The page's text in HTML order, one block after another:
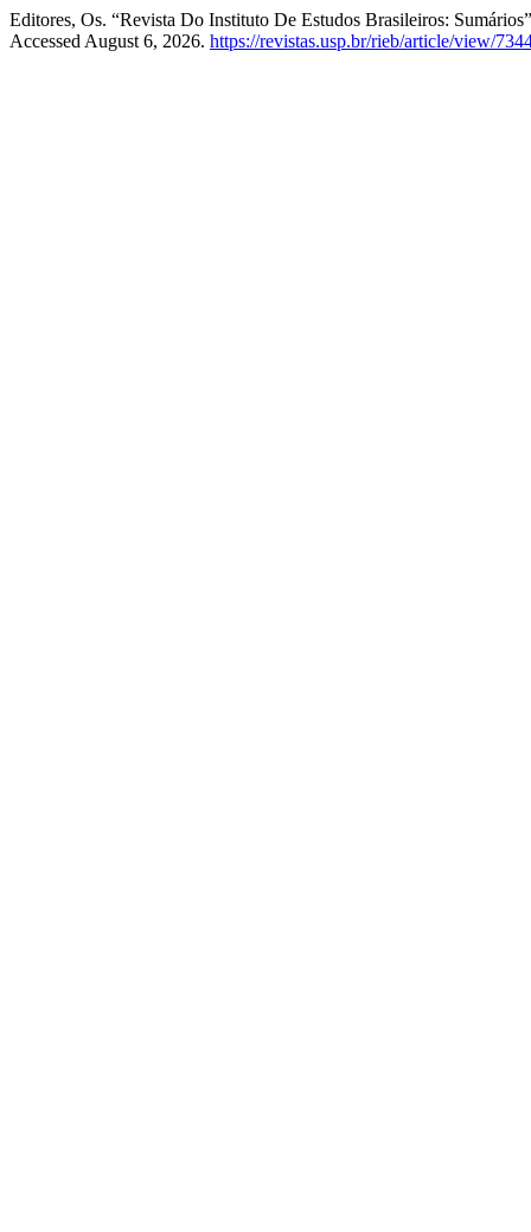
Editores, Os. “Revista Do Instituto De Estudos Brasileiros:
Accessed August 6, 2026. https://revistas.usp.br/rieb/article/view/